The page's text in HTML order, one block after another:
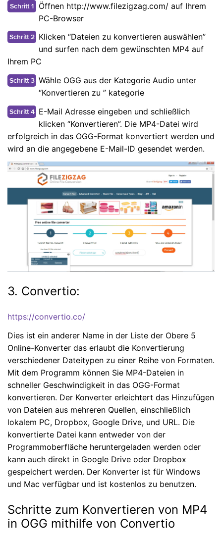
Schritt 1
Öffnen http://www.filezigzag.com/ auf Ihrem
PC-Browser
Schritt 2 Klicken “Dateien zu konvertieren auswählen”
und surfen nach dem gewünschten MP4 auf
Ihrem PC
Schritt 3 Wähle OGG aus der Kategorie Audio unter
“Konvertieren zu ” kategorie
Schritt 4 E-Mail Adresse eingeben und schließlich
klicken “Konvertieren”. Die MP4-Datei wird
erfolgreich in das OGG-Format konvertiert werden und
wird an die angegebene E-Mail-ID gesendet werden.
3. Convertio:
https://convertio.co/
Dies ist ein anderer Name in der Liste der Obere 5
Online-Konverter das erlaubt die Konvertierung
verschiedener Dateitypen zu einer Reihe von Formaten.
Mit dem Programm können Sie MP4-Dateien in
schneller Geschwindigkeit in das OGG-Format
konvertieren. Der Konverter erleichtert das Hinzufügen
von Dateien aus mehreren Quellen, einschließlich
lokalem PC, Dropbox, Google Drive, und URL. Die
konvertierte Datei kann entweder von der
Programmoberfläche heruntergeladen werden oder
kann auch direkt in Google Drive oder Dropbox
gespeichert werden. Der Konverter ist für Windows
und Mac verfügbar und ist kostenlos zu benutzen.
Schritte zum Konvertieren von MP4
in OGG mithilfe von Convertio